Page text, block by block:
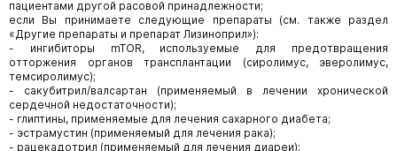
пациентами другой расовой принадлежности;
если Вы принимаете следующие препараты (см. также раздел
«Другие препараты и препарат Лизиноприл»):
- ингибиторы mTOR, используемые для предотвращения
отторжения органов трансплантации (сиролимус, эверолимус,
темсиролимус);
- сакубитрил/валсартан (применяемый в лечении хронической
сердечной недостаточности);
- глиптины, применяемые для лечения сахарного диабета;
- эстрамустин (применяемый для лечения рака);
- рацекадотрил (применяемый для лечения диареи);